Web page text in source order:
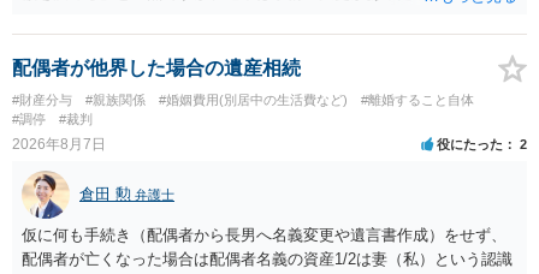
来なかった事情の変更により双方協議の上増減出来る」と「通知義務
に勤務先」が含まれているので、私に収入が入った事は相手に通知が
行く事になり、上記のような文言が無くても養育費の見直しは適宜出
来るかと思うのですが違うのでしょうか？との点はそのとおりかと思
います。養育費は事情の変更があった場合に変更するので毎年見直す
配偶者が他界した場合の遺産相続
#財産分与 #親族関係 #婚姻費用(別居中の生活費など)
#離婚すること自体
#調停
#裁判
2026年8月7日 役にたった 2
倉田 勲 弁護士
仮に何も手続き（配偶者から長男へ名義変更や遺言書作成）をせず、
配偶者が亡くなった場合は配偶者名義の資産1/2は妻（私）という認識